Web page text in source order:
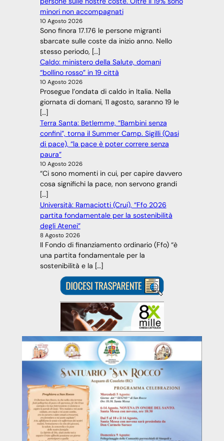
minori non accompagnati
10 Agosto 2026
Sono finora 17.176 le persone migranti
sbarcate sulle coste da inizio anno. Nello
stesso periodo, […]
Caldo: ministero della Salute, domani
“bollino rosso” in 19 città
10 Agosto 2026
Prosegue l’ondata di caldo in Italia. Nella
giornata di domani, 11 agosto, saranno 19 le
[…]
Terra Santa: Betlemme, “Bambini senza
confini”, torna il Summer Camp. Sigilli (Oasi
di pace), “la pace è poter correre senza
paura”
10 Agosto 2026
“Ci sono momenti in cui, per capire davvero
cosa significhi la pace, non servono grandi
[…]
Università: Ramaciotti (Crui), “Ffo 2026
partita fondamentale per la sostenibilità
degli Atenei”
8 Agosto 2026
Il Fondo di finanziamento ordinario (Ffo) “è
una partita fondamentale per la
sostenibilità e la […]